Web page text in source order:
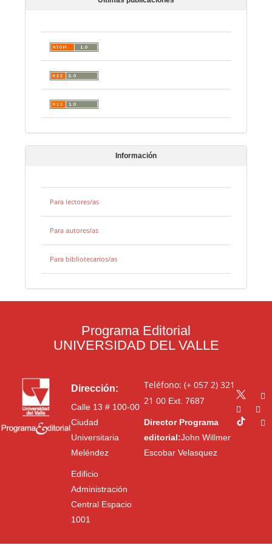
Información
Para lectores/as
Para autores/as
Para bibliotecarios/as
Programa Editorial
UNIVERSIDAD DEL VALLE
Dirección:
Calle 13 # 100-00
Ciudad
Universitaria
Meléndez
Edificio
Administración
Central Espacio
1001
Teléfono: (+ 057 2) 321
21 00Ext. 7687
Director Programa
editorial:John Willmer
Escobar Velasquez